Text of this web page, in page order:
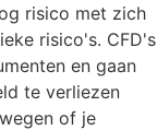
risico met zich
risico's. CFD's
en gaan
te verliezen
of je